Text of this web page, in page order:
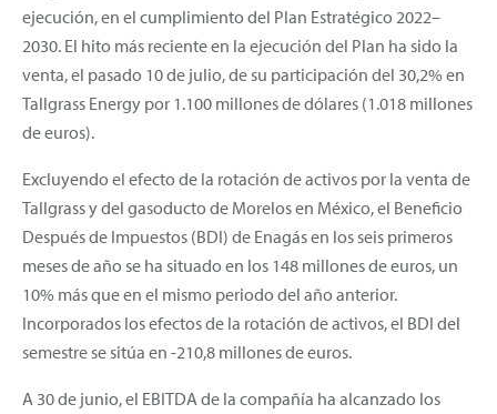
ejecución, en el cumplimiento del Plan Estratégico 2022–
2030. El hito más reciente en la ejecución del Plan ha sido la
venta, el pasado 10 de julio, de su participación del 30,2% en
Tallgrass Energy por 1.100 millones de dólares (1.018 millones
de euros).
Excluyendo el efecto de la rotación de activos por la venta de
Tallgrass y del gasoducto de Morelos en México, el Beneficio
Después de Impuestos (BDI) de Enagás en los seis primeros
meses de año se ha situado en los 148 millones de euros, un
10% más que en el mismo periodo del año anterior.
Incorporados los efectos de la rotación de activos, el BDI del
semestre se sitúa en -210,8 millones de euros.
A 30 de junio, el EBITDA de la compañía ha alcanzado los